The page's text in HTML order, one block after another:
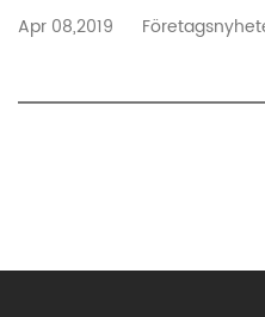
Apr 08,2019